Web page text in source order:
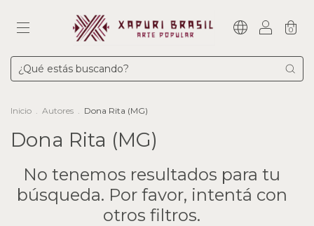
0
Inicio . Autores . Dona Rita (MG)
Dona Rita (MG)
No tenemos resultados para tu
búsqueda. Por favor, intentá con
otros filtros.